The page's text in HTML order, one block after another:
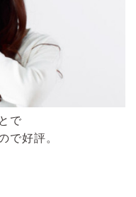
で
で好評。